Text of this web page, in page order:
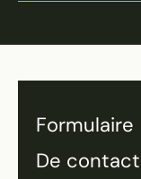
Formulaire
De contact